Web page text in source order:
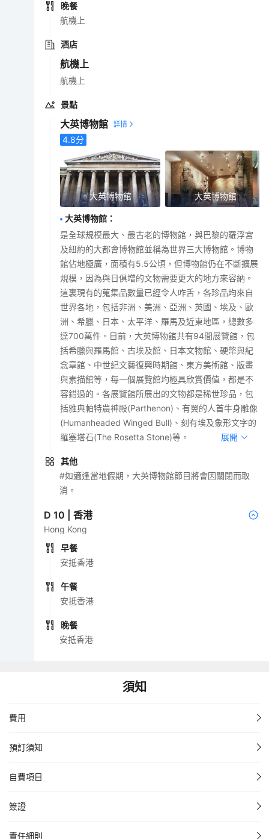
晚餐
航機上
酒店
航機上
航機上
景點
大英博物館
4.8分
大英博物館 大英博物館
大英博物館 ：
是全球規模最大、最古老的博物館，與巴黎的羅浮宮
及紐約的大都會博物館並稱為世界三大博物館。博物
館佔地極廣，面積有5.5公頃，但博物館仍在不斷擴展
規模，因為與日俱增的文物需要更大的地方來容納。
這裏現有的蒐集品數量已經令人咋舌，各珍品均來自
世界各地，包括非洲、美洲、亞洲、英國、埃及、歐
洲、希臘、日本、太平洋、羅馬及近東地區，總數多
達700萬件。目前，大英博物館共有94間展覽館，包
括希臘與羅馬館、古埃及館、日本文物館、硬幣與紀
念章館、中世紀文藝復興時期館、東方美術館、版畫
與素描館等，每一個展覽館均極具欣賞價值，都是不
容錯過的。各展覽館所展出的文物都是稀世珍品，包
括雅典帕特農神殿(Parthenon)、有翼的人首牛身雕像
(Humanheaded Winged Bull)、刻有埃及象形文字的
羅塞塔石(The Rosetta Stone)等。
展開
其他
#如適逢當地假期，大英博物館節目將會因關閉而取
消。
D10 |香港
Hong Kong
早餐
安抵香港
午餐
安抵香港
晚餐
安抵香港
須知
費用
預訂須知
自費項目
簽證
責任細則